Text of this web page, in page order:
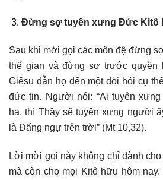
Đừng sợ tuyên xưng Đức Kitô
Sau khi mời gọi các môn đệ đừng
thế gian và đừng sợ trước
Giêsu dẫn họ đến một đòi hỏi cụ
đức tin. Người nói: “Ai tuyên
hạ, thì Thầy sẽ tuyên xưng người
là Đấng ngự trên trời” (Mt 10,32).
Lời mời gọi này không chỉ dành
mà còn cho mọi Kitô hữu hôm